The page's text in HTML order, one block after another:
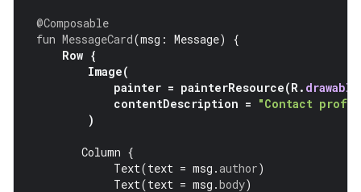
@Composable
fun MessageCard(msg : Message)
{
Row {
Image(
painter = painterResource(R. drawable
contentDescription = "Contact
)
Column {
Text(text = msg .author)
Text(text = msg .body)